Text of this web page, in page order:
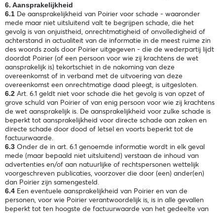
6. Aansprakelijkheid
6.1 De aansprakelijkheid van Poirier voor schade - waaronder
mede maar niet uitsluitend valt te begrijpen schade, die het
gevolg is van onjuistheid, onrechtmatigheid of onvolledigheid of
achterstand in actualiteit van de informatie in de meest ruime zin
des woords zoals door Poirier uitgegeven - die de wederpartij lijdt
doordat Poirier (of een persoon voor wie zij krachtens de wet
aansprakelijk is) tekortschiet in de nakoming van deze
overeenkomst of in verband met de uitvoering van deze
overeenkomst een onrechtmatige daad pleegt, is uitgesloten.
6.2 Art. 6.1 geldt niet voor schade die het gevolg is van opzet of
grove schuld van Poirier of van enig persoon voor wie zij krachtens
de wet aansprakelijk is. De aansprakelijkheid voor zulke schade is
beperkt tot aansprakelijkheid voor directe schade aan zaken en
directe schade door dood of letsel en voorts beperkt tot de
factuurwaarde.
6.3 Onder de in art. 6.1 genoemde informatie wordt in elk geval
mede (maar bepaald niet uitsluitend) verstaan de inhoud van
advertenties en/of aan natuurlijke of rechtspersonen wettelijk
voorgeschreven publicaties, voorzover die door (een) ander(en)
dan Poirier zijn samengesteld.
6.4 Een eventuele aansprakelijkheid van Poirier en van de
personen, voor wie Poirier verantwoordelijk is, is in alle gevallen
beperkt tot ten hoogste de factuurwaarde van het gedeelte van